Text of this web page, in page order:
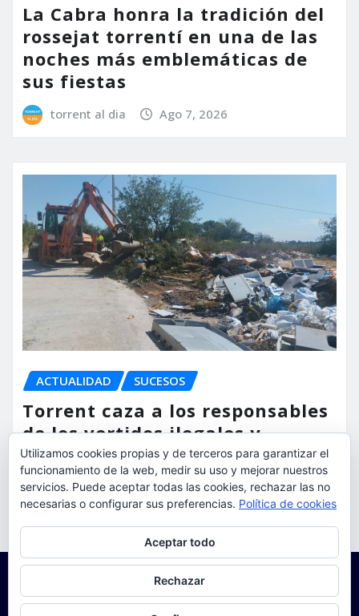
La Cabra honra la tradición del
rossejat torrentí en una de las
noches más emblemáticas de
sus fiestas
torrent al dia Ago 7, 2026
ACTUALIDAD SUCESOS
Torrent caza a los responsables
de los vertidos ilegales y
endurece las sanciones
torrent al dia Ago 7, 2026
Utilizamos cookies propias y de terceros para garantizar el
funcionamiento de la web, medir su uso y mejorar nuestros
servicios. Puede aceptar todas las cookies, rechazar las no
necesarias o configurar sus preferencias. Política de cookies
Aceptar todo
Rechazar
Para obtener más información, incluido cómo gestionar las cookies,